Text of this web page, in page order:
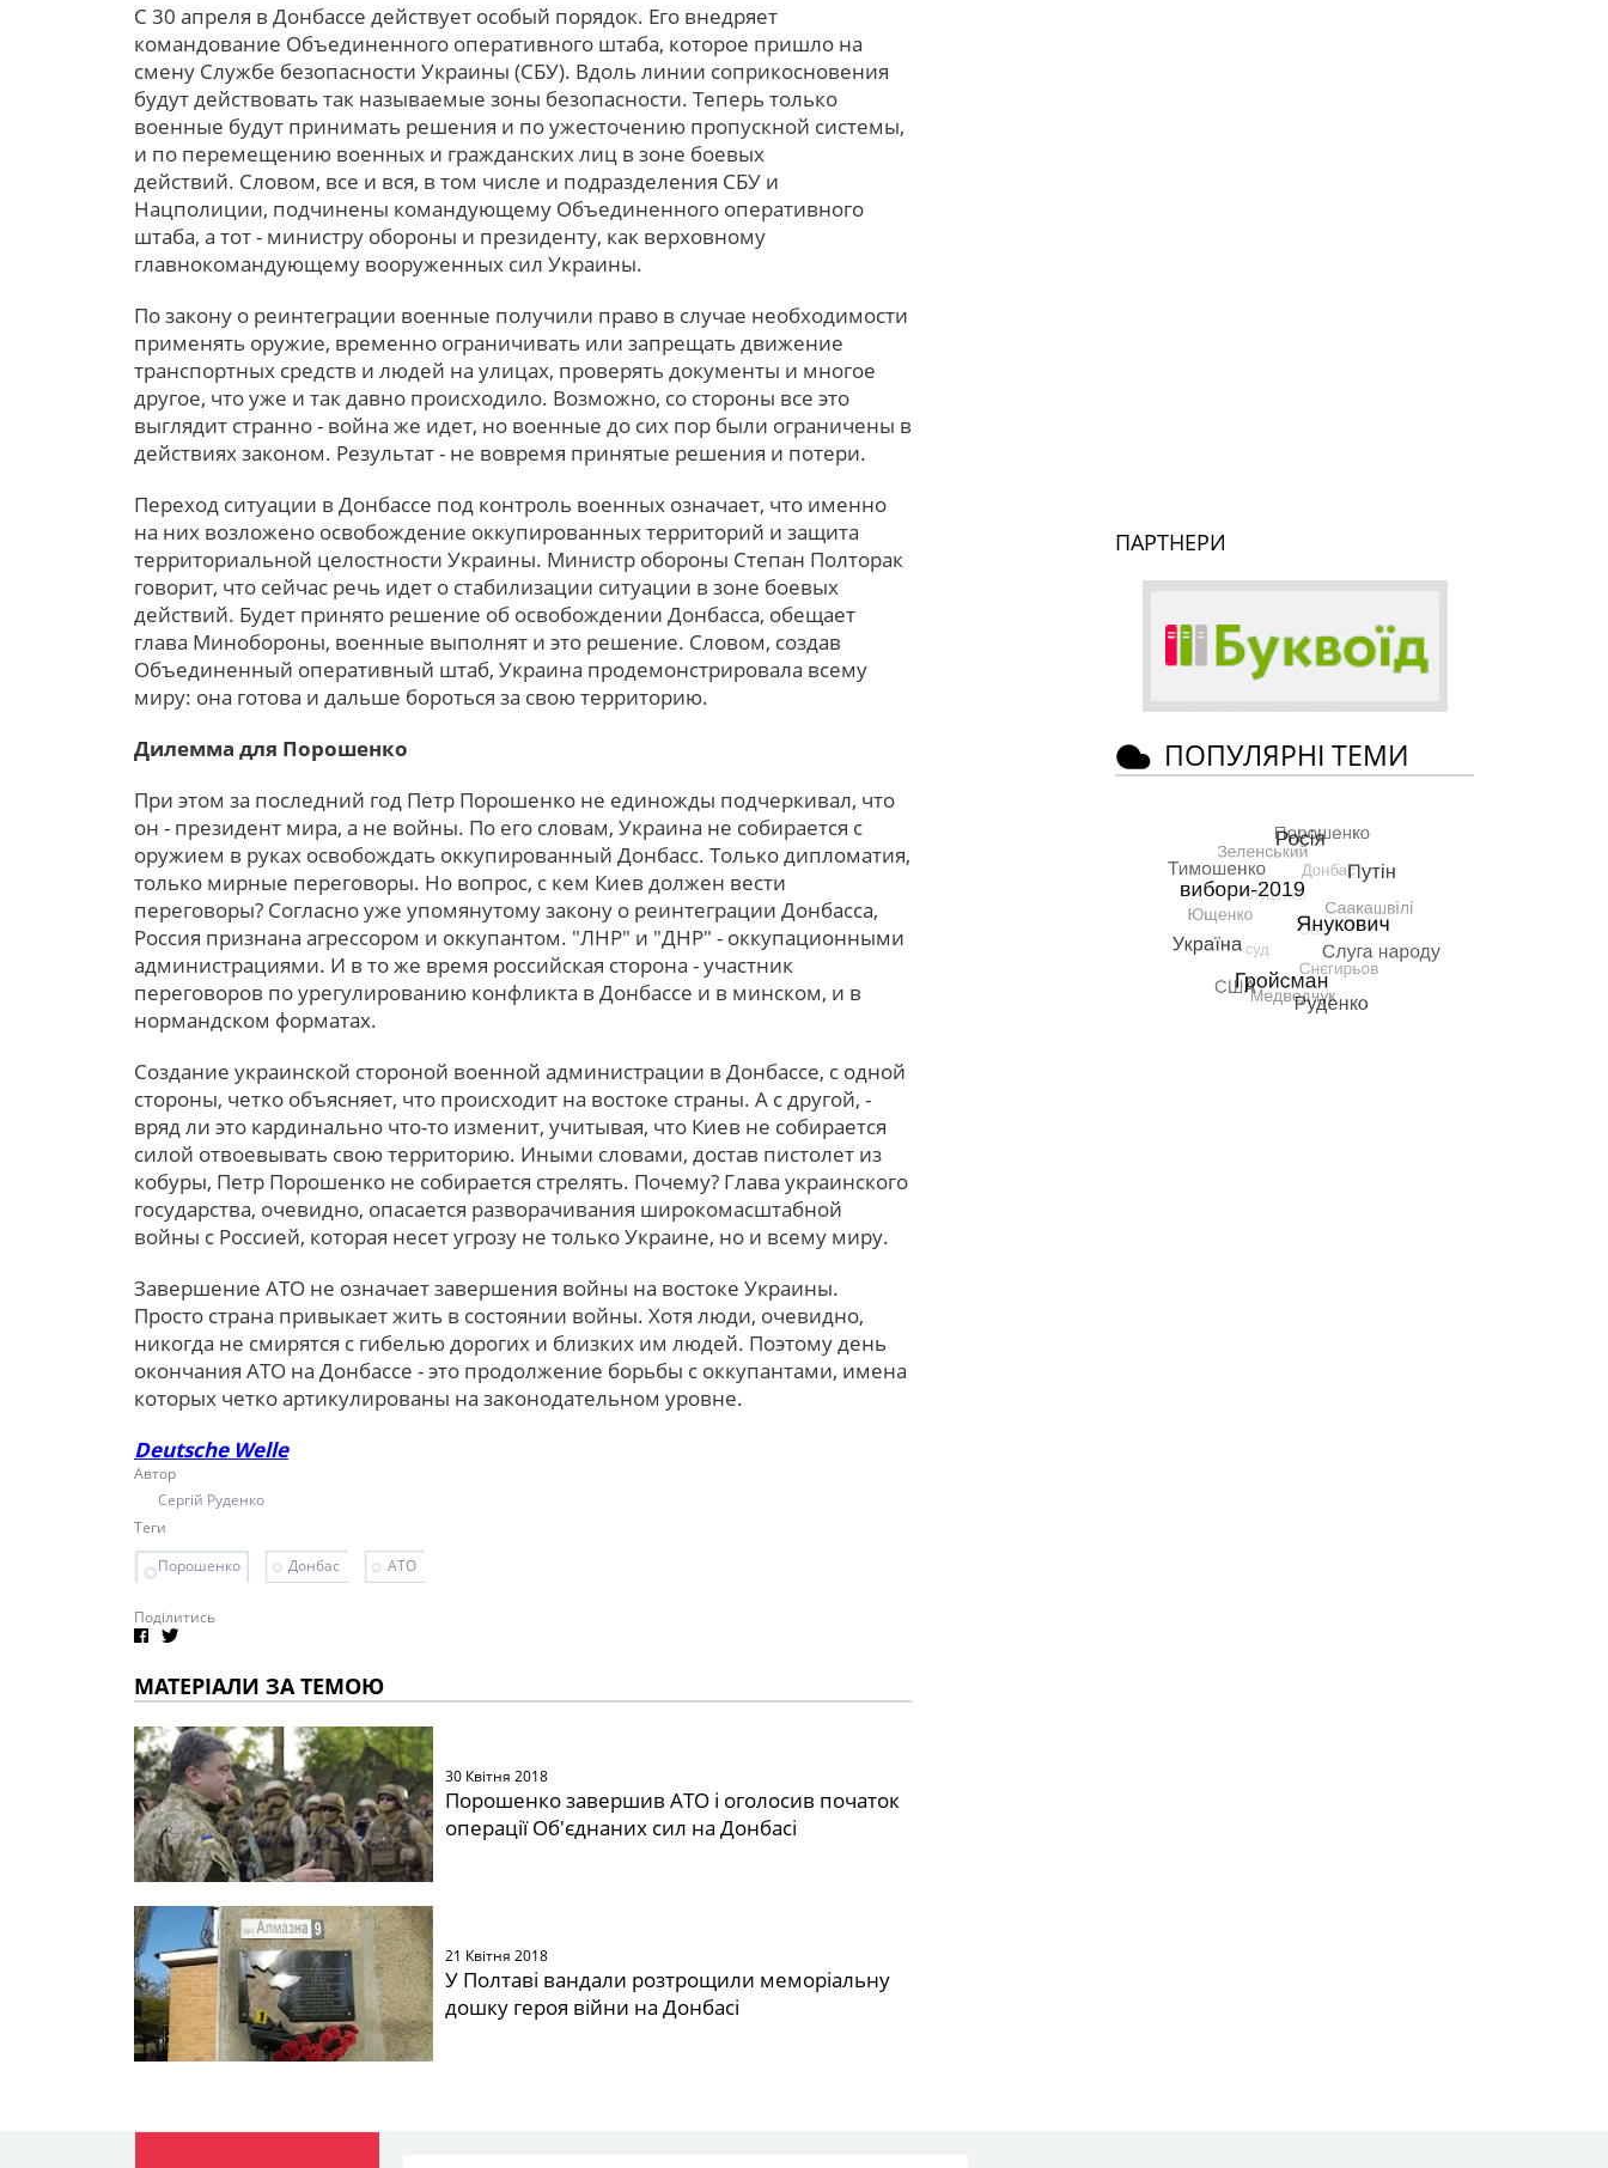
С 30 апреля в Донбассе действует особый порядок. Его внедряет
командование Объединенного оперативного штаба, которое пришло на
смену Службе безопасности Украины (СБУ). Вдоль линии соприкосновения
будут действовать так называемые зоны безопасности. Теперь только
военные будут принимать решения и по ужесточению пропускной системы,
и по перемещению военных и гражданских лиц в зоне боевых
действий. Словом, все и вся, в том числе и подразделения СБУ и
Нацполиции, подчинены командующему Объединенного оперативного
штаба, а тот - министру обороны и президенту, как верховному
главнокомандующему вооруженных сил Украины.
По закону о реинтеграции военные получили право в случае необходимости
применять оружие, временно ограничивать или запрещать движение
транспортных средств и людей на улицах, проверять документы и многое
другое, что уже и так давно происходило. Возможно, со стороны все это
выглядит странно - война же идет, но военные до сих пор были ограничены в
действиях законом. Результат - не вовремя принятые решения и потери.
Переход ситуации в Донбассе под контроль военных означает, что именно
на них возложено освобождение оккупированных территорий и защита
территориальной целостности Украины. Министр обороны Степан Полторак
говорит, что сейчас речь идет о стабилизации ситуации в зоне боевых
действий. Будет принято решение об освобождении Донбасса, обещает
глава Минобороны, военные выполнят и это решение. Словом, создав
Объединенный оперативный штаб, Украина продемонстрировала всему
миру: она готова и дальше бороться за свою территорию.
Дилемма для Порошенко
При этом за последний год Петр Порошенко не единожды подчеркивал, что
он - президент мира, а не войны. По его словам, Украина не собирается с
оружием в руках освобождать оккупированный Донбасс. Только дипломатия,
только мирные переговоры. Но вопрос, с кем Киев должен вести
переговоры? Согласно уже упомянутому закону о реинтеграции Донбасса,
Россия признана агрессором и оккупантом. "ЛНР" и "ДНР" - оккупационными
администрациями. И в то же время российская сторона - участник
переговоров по урегулированию конфликта в Донбассе и в минском, и в
нормандском форматах.
Создание украинской стороной военной администрации в Донбассе, с одной
стороны, четко объясняет, что происходит на востоке страны. А с другой, -
вряд ли это кардинально что-то изменит, учитывая, что Киев не собирается
силой отвоевывать свою территорию. Иными словами, достав пистолет из
кобуры, Петр Порошенко не собирается стрелять. Почему? Глава украинского
государства, очевидно, опасается разворачивания широкомасштабной
войны с Россией, которая несет угрозу не только Украине, но и всему миру.
Завершение АТО не означает завершения войны на востоке Украины.
Просто страна привыкает жить в состоянии войны. Хотя люди, очевидно,
никогда не смирятся с гибелью дорогих и близких им людей. Поэтому день
окончания АТО на Донбассе - это продолжение борьбы с оккупантами, имена
которых четко артикулированы на законодательном уровне.
Deutsche Welle
Автор
Сергій Руденко
Теги
Порошенко
Донбас АТО
Поділитись
МАТЕРІАЛИ ЗА ТЕМОЮ
30 Квітня 2018
Порошенко завершив АТО і оголосив початок
операції Об'єднаних сил на Донбасі
21 Квітня 2018
У Полтаві вандали розтрощили меморіальну
дошку героя війни на Донбасі
ПАРТНЕРИ
ПОПУЛЯРНІ ТЕМИ